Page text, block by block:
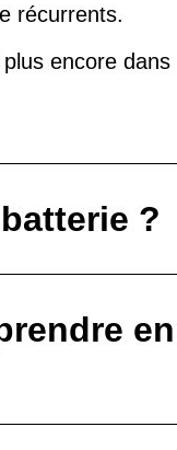
récurrents.
encore dans
?